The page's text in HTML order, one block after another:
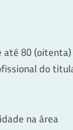
até 80 (oitenta)
do
na área